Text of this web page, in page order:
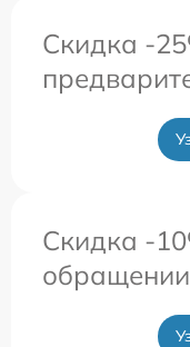
Скидка -
Скидка -
обращении